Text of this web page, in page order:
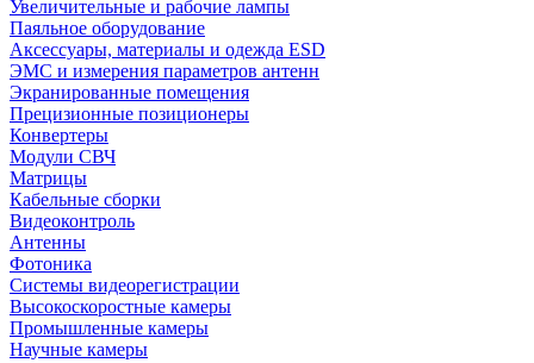
Увеличительные и рабочие лампы
Паяльное оборудование
Аксессуары, материалы и одежда ESD
ЭМС и измерения параметров антенн
Экранированные помещения
Прецизионные позиционеры
Конвертеры
Модули СВЧ
Матрицы
Кабельные сборки
Видеоконтроль
Антенны
Фотоника
Cистемы видеорегистрации
Высокоскоростные камеры
Промышленные камеры
Научные камеры